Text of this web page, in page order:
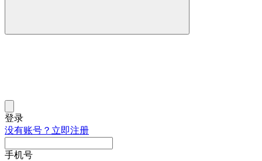
登录
没有账号？立即注册
手机号